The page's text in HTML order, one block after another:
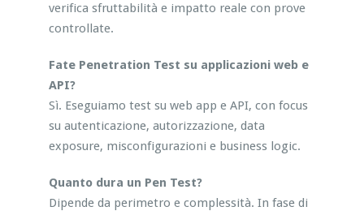
verifica sfruttabilità e impatto reale con prove
controllate.
Fate Penetration Test su applicazioni web e
API?
Sì. Eseguiamo test su web app e API, con focus
su autenticazione, autorizzazione, data
exposure, misconfigurazioni e business logic.
Quanto dura un Pen Test?
Dipende da perimetro e complessità. In fase di